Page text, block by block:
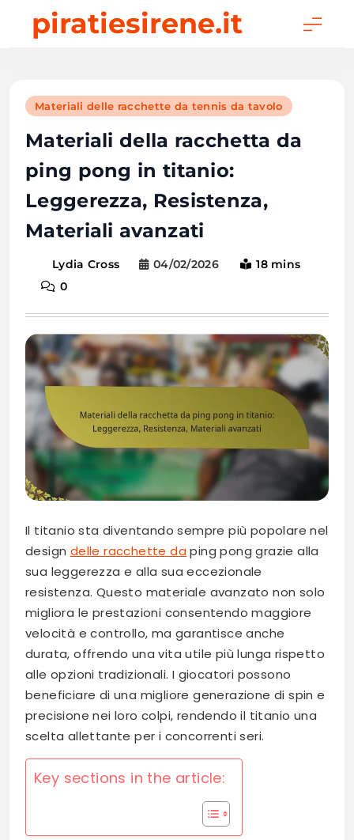
piratiesirene.it
Materiali delle racchette da tennis da tavolo
Materiali della racchetta da
ping pong in titanio:
Leggerezza, Resistenza,
Materiali avanzati
Lydia Cross 04/02/2026
18 mins
0
Il titanio sta diventando sempre più popolare nel
design delle racchette daping pong grazie alla
sua leggerezza e alla sua eccezionale
resistenza. Questo materiale avanzato non solo
migliora le prestazioni consentendo maggiore
velocità e controllo, ma garantisce anche
durata, offrendo una vita utile più lunga rispetto
alle opzioni tradizionali. I giocatori possono
beneficiare di una migliore generazione di spin e
precisione nei loro colpi, rendendo il titanio una
scelta allettante per i concorrenti seri.
Key sections in the article: